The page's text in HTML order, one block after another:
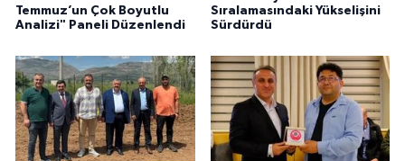
Temmuz’un Çok Boyutlu
Analizi" Paneli Düzenlendi
Sıralamasındaki Yükselişini
Sürdürdü